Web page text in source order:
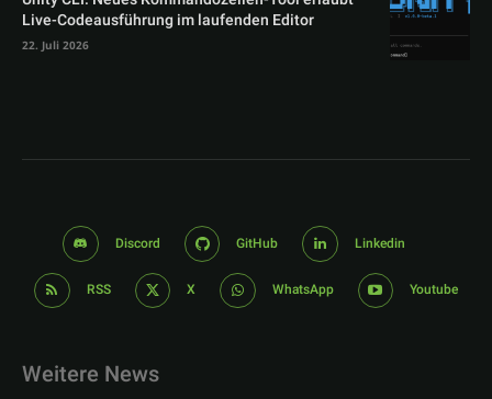
Live-Codeausführung im laufenden Editor
22. Juli 2026
Discord GitHub Linkedin
RSS X WhatsApp Youtube
Weitere News